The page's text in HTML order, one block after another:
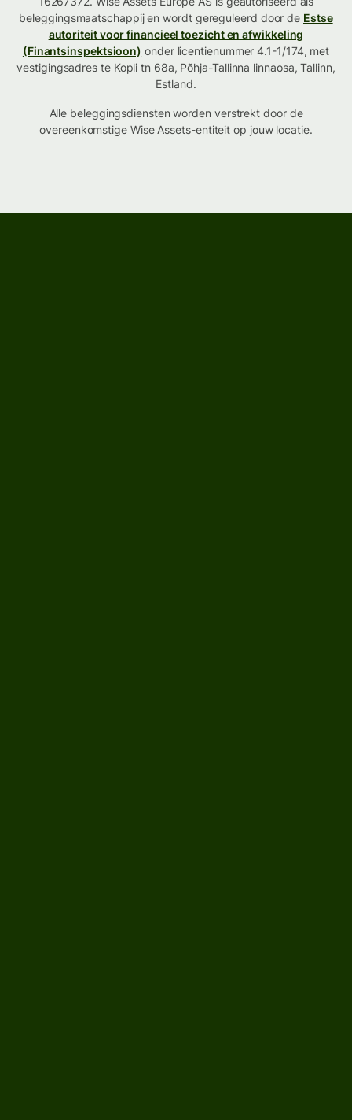
beleggingsmaatschappij en wordt gereguleerd door de Estse
autoriteit voor financieel toezicht en afwikkeling
(Finantsinspektsioon) onder licentienummer 4.1-1/174, met
vestigingsadres te Kopli tn 68a, Põhja-Tallinna linnaosa, Tallinn,
Estland.
Alle beleggingsdiensten worden verstrekt door de
overeenkomstige Wise Assets-entiteit op jouw locatie.